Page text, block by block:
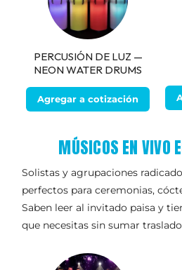
PERCUSIÓN DE LUZ —
NEON WATER DRUMS
Agregar a cotización
MÚSICOS EN VIVO
Solistas y agrupaciones
perfectos para ceremonias,
Saben leer al invitado paisa y
que necesitas sin sumar